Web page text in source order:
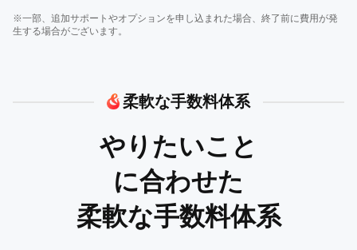
※一部、追加サポートやオプションを申し込まれた場合、終了前に費用が発
生する場合がございます。
柔軟な手数料体系
やりたいこと
に合わせた
柔軟な手数料体系